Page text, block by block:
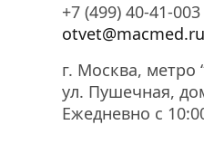
+7 (499) 40-41-003
otvet@macmed.ru
г. Москва, метро
ул. Пушечная,
Ежедневно с